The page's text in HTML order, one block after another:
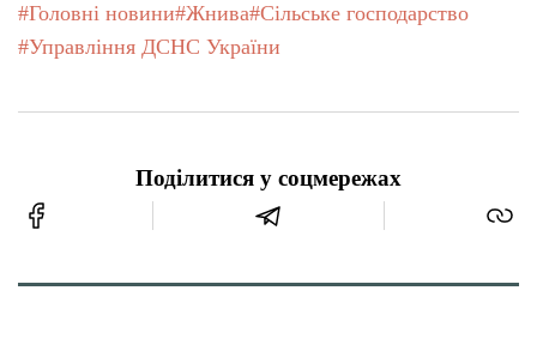
#Головні новини#Жнива#Сільське господарство
#Управління ДСНС України
Поділитися у соцмережах